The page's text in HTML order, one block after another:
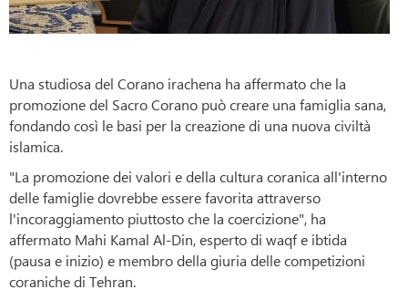
Una studiosa del Corano irachena ha affermato che la
promozione del Sacro Corano può creare una famiglia sana,
fondando così le basi per la creazione di una nuova civiltà
islamica.
"La promozione dei valori e della cultura coranica all'interno
delle famiglie dovrebbe essere favorita attraverso
l'incoraggiamento piuttosto che la coercizione", ha
affermato Mahi Kamal Al-Din, esperto di waqf e ibtida
(pausa e inizio) e membro della giuria delle competizioni
coraniche di Tehran.